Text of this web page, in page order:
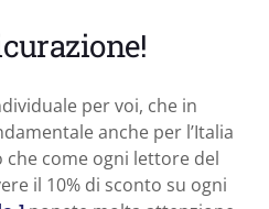
per voi, che in
anche per l’Italia
come ogni lettore del
il 10% di sconto su ogni